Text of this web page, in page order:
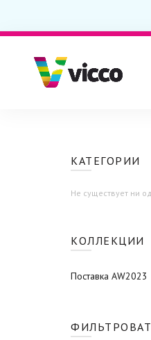
КАТЕГОРИИ
Не существует ни
КОЛЛЕКЦИИ
Поставка AW2023